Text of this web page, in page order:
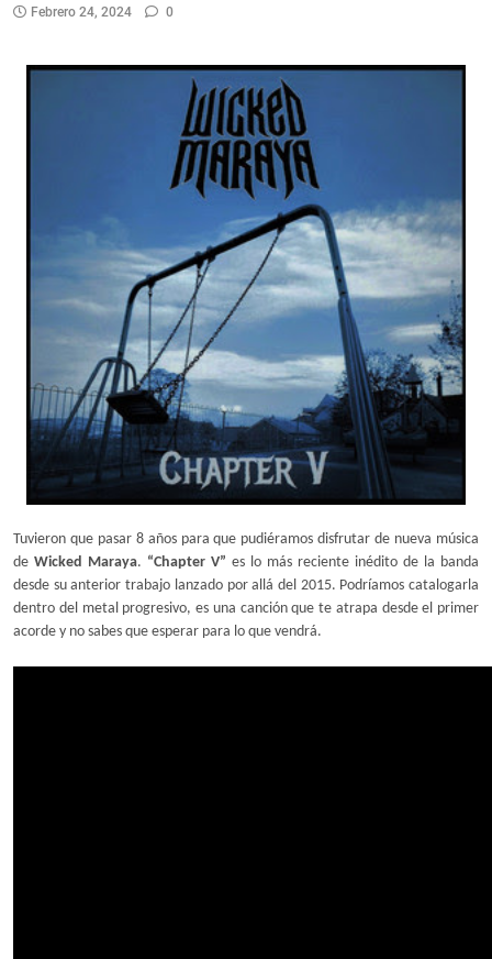
Febrero 24, 2024 0
Tuvieron que pasar 8 años para que pudiéramos disfrutar de nueva música
de Wicked Maraya. “Chapter V” es lo más reciente inédito de la banda
desde su anterior trabajo lanzado por allá del 2015. Podríamos catalogarla
dentro del metal progresivo, es una canción que te atrapa desde el primer
acorde y no sabes que esperar para lo que vendrá.